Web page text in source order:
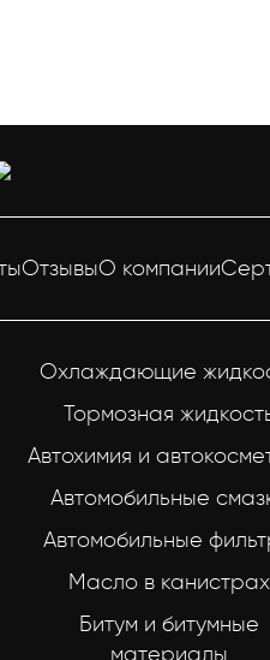
ОтзывыО компании
Охлаждающие
Тормозная
Автохимия и
Автомобильные
Автомобильные
Масло в канистрах
Битум и битумные
материалы